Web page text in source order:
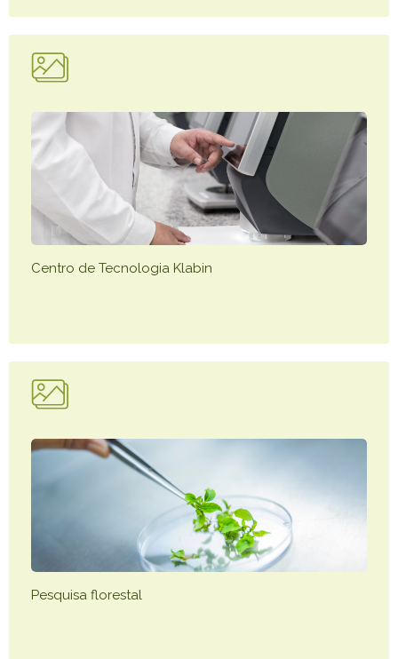
Centro de Tecnologia Klabin
Pesquisa florestal